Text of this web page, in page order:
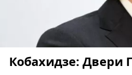
Кобахидзе: Двери